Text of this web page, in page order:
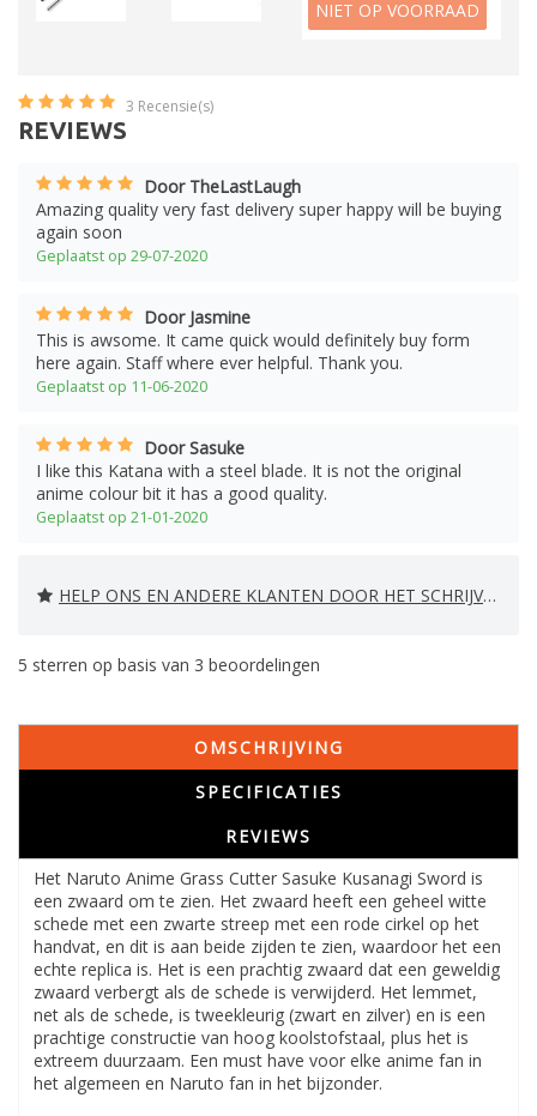
NIET OP VOORRAAD
3 Recensie(s)
REVIEWS
Door TheLastLaugh
Amazing quality very fast delivery super happy will be buying
again soon
Geplaatst op 29-07-2020
Door Jasmine
This is awsome. It came quick would definitely buy form
here again. Staff where ever helpful. Thank you.
Geplaatst op 11-06-2020
Door Sasuke
I like this Katana with a steel blade. It is not the original
anime colour bit it has a good quality.
Geplaatst op 21-01-2020
HELP ONS EN ANDERE KLANTEN DOOR HET SCHRIJVEN VAN EEN REVIEW
5 sterren op basis van 3 beoordelingen
OMSCHRIJVING
SPECIFICATIES
REVIEWS
Het Naruto Anime Grass Cutter Sasuke Kusanagi Sword is
een zwaard om te zien. Het zwaard heeft een geheel witte
schede met een zwarte streep met een rode cirkel op het
handvat, en dit is aan beide zijden te zien, waardoor het een
echte replica is. Het is een prachtig zwaard dat een geweldig
zwaard verbergt als de schede is verwijderd. Het lemmet,
net als de schede, is tweekleurig (zwart en zilver) en is een
prachtige constructie van hoog koolstofstaal, plus het is
extreem duurzaam. Een must have voor elke anime fan in
het algemeen en Naruto fan in het bijzonder.